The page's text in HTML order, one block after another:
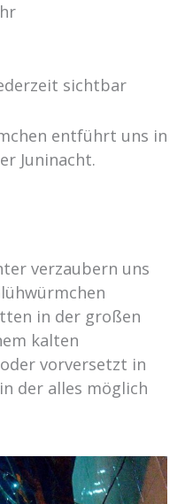
sichtbar
entführt uns in
Juninacht.
verzaubern uns
in der großen
kalten
vorversetzt in
der alles möglich